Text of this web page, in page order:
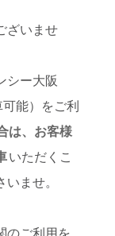
ざいませ
シー大阪
能）をご利
は、お客様
いただくこ
ませ。